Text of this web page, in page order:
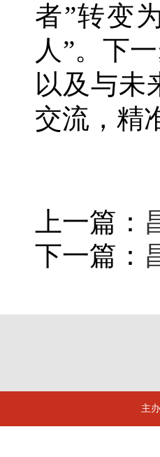
者”转变
人”。下
以及与未
交流，精
上一篇：
下一篇：
主